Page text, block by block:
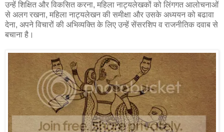
उन्हें शिक्षित और विकसित करना, महिला नाट्यलेखकों को लिंगगत आलोचनाओं
से अलग रखना, महिला नाट्यलेखन की समीक्षा और उसके अध्ययन को बढावा
देना, अपने विचारों की अभिव्यक्ति के लिए उन्हें सेंसरशिप व राजनीतिक दवाब से
बचाना है।